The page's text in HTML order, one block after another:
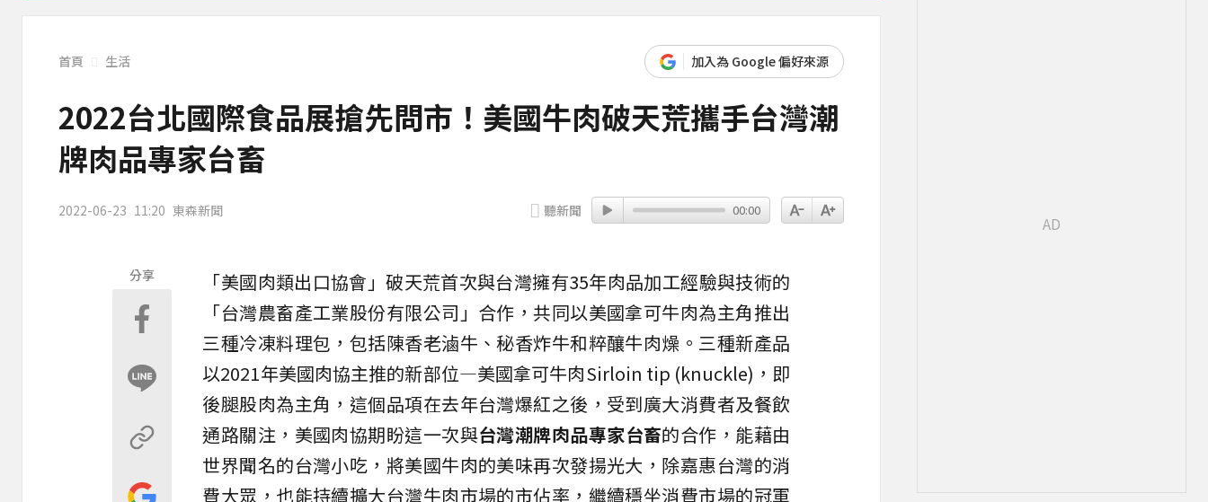
《理財達人秀》X 安聯投信免費講座報名中！搶先卡位 2027
首頁 生活 加入為 Google 偏好來源
2022台北國際食品展搶先問市！美國牛肉破天荒攜手台灣潮
牌肉品專家台畜
2022-06-23 11:20 東森新聞 聽新聞 00:00
分享 「美國肉類出口協會」破天荒首次與台灣擁有35年肉品加工經驗與技術的
「台灣農畜產工業股份有限公司」合作，共同以美國拿可牛肉為主角推出
三種冷凍料理包，包括陳香老滷牛、秘香炸牛和粹釀牛肉燥。三種新產品
以2021年美國肉協主推的新部位—美國拿可牛肉Sirloin tip (knuckle)，即
後腿股肉為主角，這個品項在去年台灣爆紅之後，受到廣大消費者及餐飲
通路關注，美國肉協期盼這一次與台灣潮牌肉品專家台畜的合作，能藉由
世界聞名的台灣小吃，將美國牛肉的美味再次發揚光大，除嘉惠台灣的消
費大眾，也能持續擴大台灣牛肉市場的市佔率，繼續穩坐消費市場的冠軍